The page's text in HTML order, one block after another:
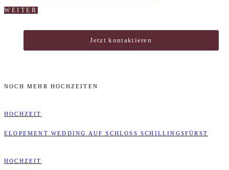
WEITER
Jetzt kontaktieren
NOCH MEHR HOCHZEITEN
HOCHZEIT
ELOPEMENT WEDDING AUF SCHLOSS SCHILLINGSFÜRST
HOCHZEIT